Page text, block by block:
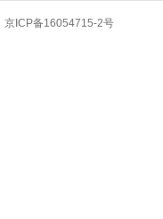
京ICP备16054715-2号